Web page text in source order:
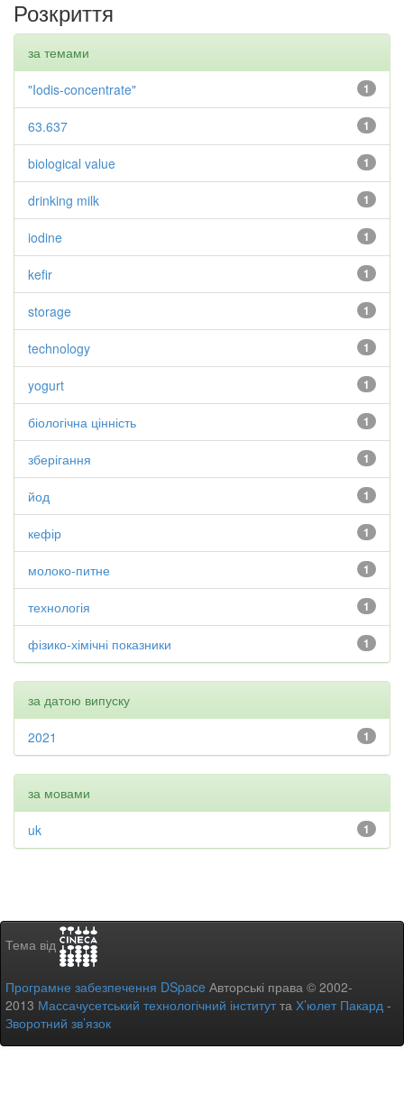
Розкриття
за темами
1
"Iodis-concentrate"
1
63.637
1
biological value
1
drinking milk
1
iodine
1
kefir
1
storage
1
technology
1
yogurt
1
біологічна цінність
1
зберігання
1
йод
1
кефір
1
молоко-питне
1
технологія
1
фізико-хімічні показники
за датою випуску
1
2021
за мовами
1
uk
Тема від
Програмне забезпечення DSpace Авторські права © 2002-
2013 Массачусетський технологічний інститутта Х’юлет Пакард -
Зворотний зв’язок